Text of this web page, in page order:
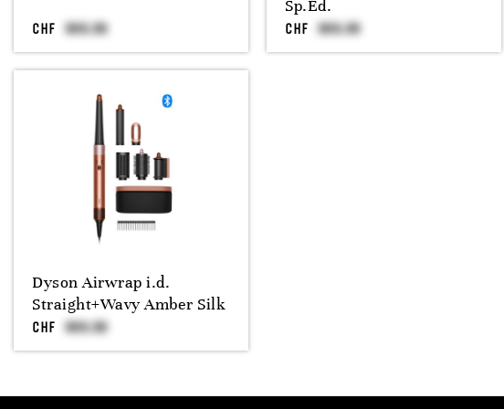
CHF
Sp.Ed.
CHF
Dyson Airwrap i.d.
Straight+Wavy Amber Silk
CHF